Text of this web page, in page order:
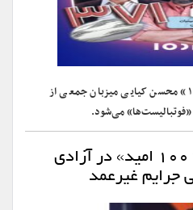
در قسمت ۴۷ از برنامه «۱۰۰۱» محسن کیایی میزبان جمعی از
«فوتبالیست‌ها» می‌شود.
موفقیت پویش «۱۰۰۱ امید» در آزادی